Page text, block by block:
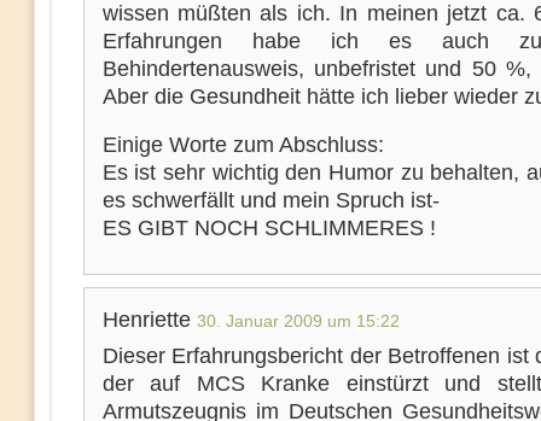
wissen müßten als ich. In meinen jetzt ca.
Erfahrungen habe ich es auch
Behindertenausweis, unbefristet und 50 %,
Aber die Gesundheit hätte ich lieber wieder
Einige Worte zum Abschluss:
Es ist sehr wichtig den Humor zu behalten,
es schwerfällt und mein Spruch ist-
ES GIBT NOCH SCHLIMMERES !
Henriette 30. Januar 2009 um 15:22
Dieser Erfahrungsbericht der Betroffenen ist
der auf MCS Kranke einstürzt und
Armutszeugnis im Deutschen